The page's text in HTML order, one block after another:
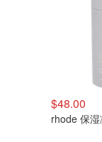
$48.00
rhode 保